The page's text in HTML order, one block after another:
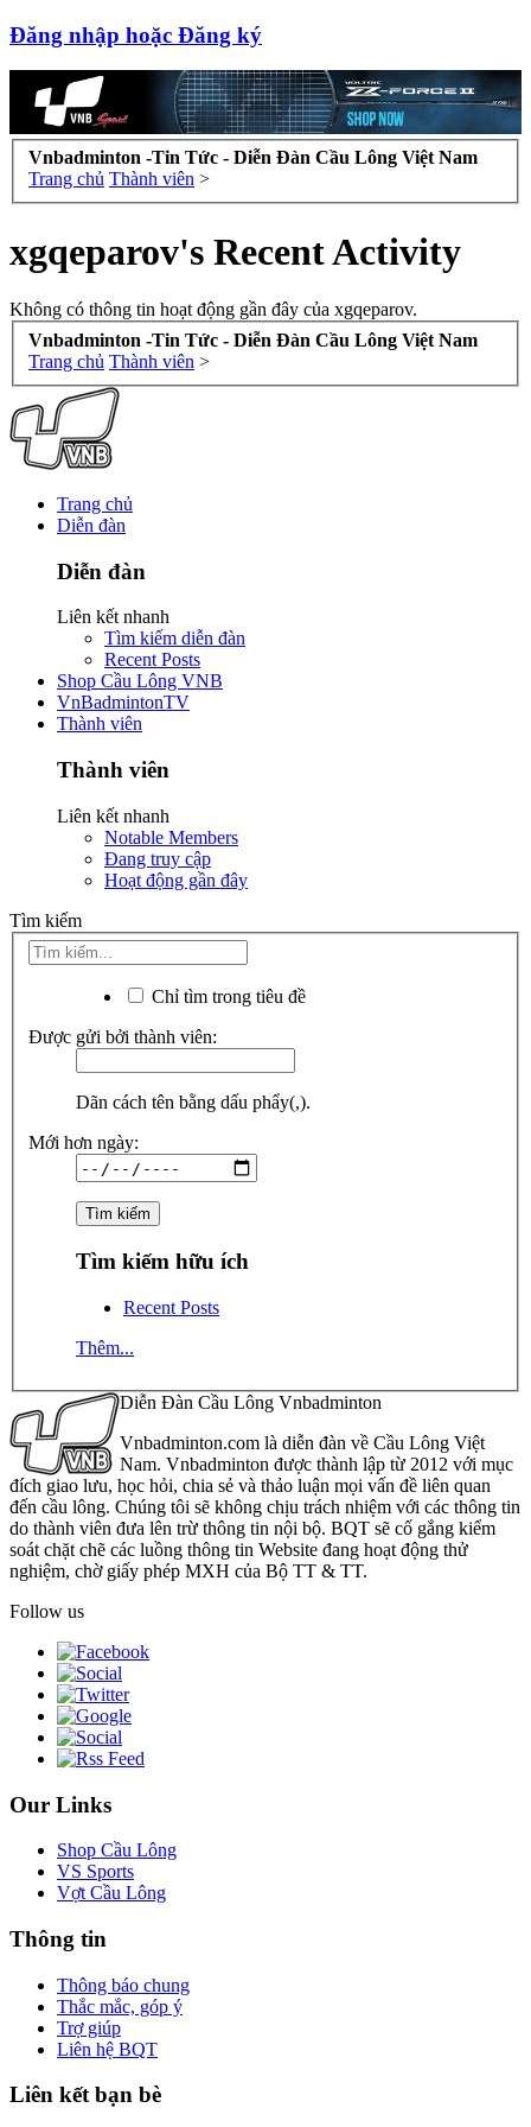
Đăng nhập hoặc Đăng ký
Vnbadminton -Tin Tức - Diễn Đàn Cầu Lông Việt Nam
Trang chủ Thành viên >
xgqeparov's Recent Activity
Không có thông tin hoạt động gần đây của xgqeparov.
Vnbadminton -Tin Tức - Diễn Đàn Cầu Lông Việt Nam
Trang chủ Thành viên >
Trang chủ
Diễn đàn
Diễn đàn
Liên kết nhanh
Tìm kiếm diễn đàn
Recent Posts
Shop Cầu Lông VNB
VnBadmintonTV
Thành viên
Thành viên
Liên kết nhanh
Notable Members
Đang truy cập
Hoạt động gần đây
Tìm kiếm
Chỉ tìm trong tiêu đề
Được gửi bởi thành viên:
Dãn cách tên bằng dấu phẩy(,).
Mới hơn ngày:
Tìm kiếm hữu ích
Recent Posts
Thêm...
Diễn Đàn Cầu Lông Vnbadminton
Vnbadminton.com là diễn đàn về Cầu Lông Việt
Nam. Vnbadminton được thành lập từ 2012 với mục
đích giao lưu, học hỏi, chia sẻ và thảo luận mọi vấn đề liên quan
đến cầu lông. Chúng tôi sẽ không chịu trách nhiệm với các thông tin
do thành viên đưa lên trừ thông tin nội bộ. BQT sẽ cố gắng kiểm
soát chặt chẽ các luồng thông tin Website đang hoạt động thử
nghiệm, chờ giấy phép MXH của Bộ TT & TT.
Follow us
Our Links
Shop Cầu Lông
VS Sports
Vợt Cầu Lông
Thông tin
Thông báo chung
Thắc mắc, góp ý
Trợ giúp
Liên hệ BQT
Liên kết bạn bè